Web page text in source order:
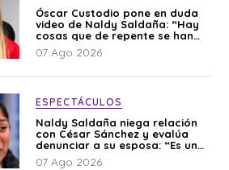
Óscar Custodio pone en duda
video de Naldy Saldaña: “Hay
cosas que de repente se han
editado”
07 Ago 2026
ESPECTÁCULOS
Naldy Saldaña niega relación
con César Sánchez y evalúa
denunciar a su esposa: “Es una
difamación”
07 Ago 2026